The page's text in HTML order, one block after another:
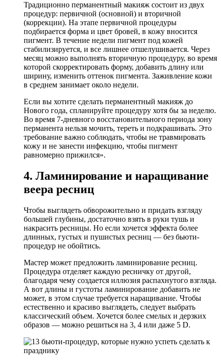
Традиционно перманентный макияж состоит из двух
процедур: первичной (основной) и вторичной
(коррекции). На этапе первичной процедуры
подбирается форма и цвет бровей, в кожу вносится
пигмент. В течение недели пигмент под кожей
стабилизируется, и все лишнее отшелушивается. Через
месяц можно выполнять вторичную процедуру, во время
которой скорректировать форму, добавить длину или
ширину, изменить оттенок пигмента. Заживление кожи
в среднем занимает около недели.
Если вы хотите сделать перманентный макияж до
Нового года, спланируйте процедуру хотя бы за неделю.
Во время 7-дневного восстановительного периода зону
перманента нельзя мочить, тереть и подкрашивать. Это
требование важно соблюдать, чтобы не травмировать
кожу и не занести инфекцию, чтобы пигмент
равномерно прижился».
4. Ламинирование и наращивание
веера ресниц
Чтобы выглядеть обворожительно и придать взгляду
большей глубины, достаточно взять в руки тушь и
накрасить ресницы. Но если хочется эффекта более
длинных, густых и пушистых ресниц — без бьюти-
процедур не обойтись.
Мастер может предложить ламинирование ресниц.
Процедура отделяет каждую ресничку от другой,
благодаря чему создается иллюзия распахнутого взгляда.
А вот длины и густоты ламинирование добавить не
может, в этом случае требуется наращивание. Чтобы
естественно и красиво выглядеть, следует выбрать
классический объем. Хочется более смелых и дерзких
образов — можно решиться на 3, 4 или даже 5 D.